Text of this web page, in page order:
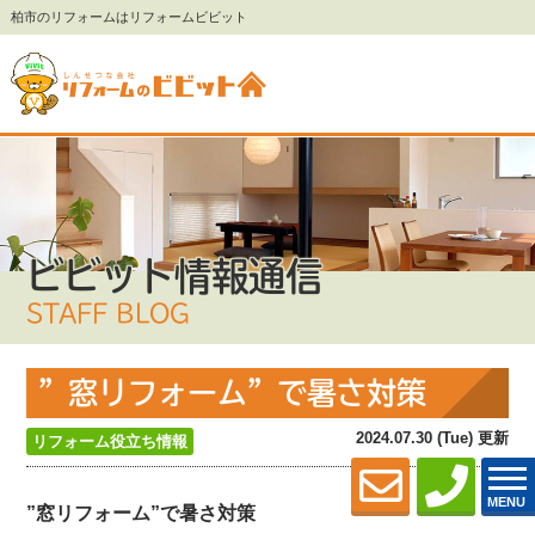
柏市のリフォームはリフォームビビット
MENU
ビビット情報通信
STAFF BLOG
”窓リフォーム”で暑さ対策
リフォーム役立ち情報 2024.07.30 (Tue) 更新
”窓リフォーム”で暑さ対策